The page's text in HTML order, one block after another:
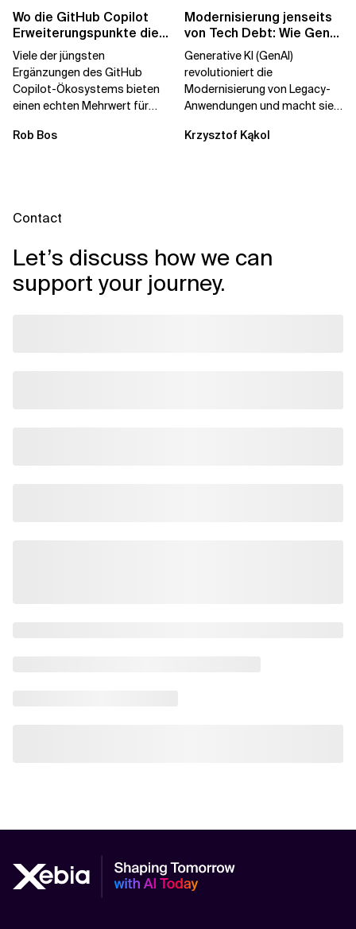
Wo die GitHub Copilot
Erweiterungspunkte die
Governance brechen
Viele der jüngsten
Ergänzungen des GitHub
Copilot-Ökosystems bieten
einen echten Mehrwert für
aber auch die...
Rob Bos
Modernisierung jenseits
von Tech Debt: Wie GenAI
die
Generative KI (GenAI)
revolutioniert die
Modernisierung von Legacy-
Anwendungen und macht sie
Durch die Automatisierung...
Krzysztof Kąkol
Contact
Let’s discuss how we can
support your journey.